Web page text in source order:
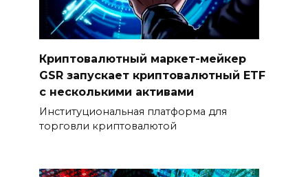
Криптовалютный маркет-мейкер
GSR запускает криптовалютный ETF
с несколькими активами
Институциональная платформа для
торговли криптовалютой